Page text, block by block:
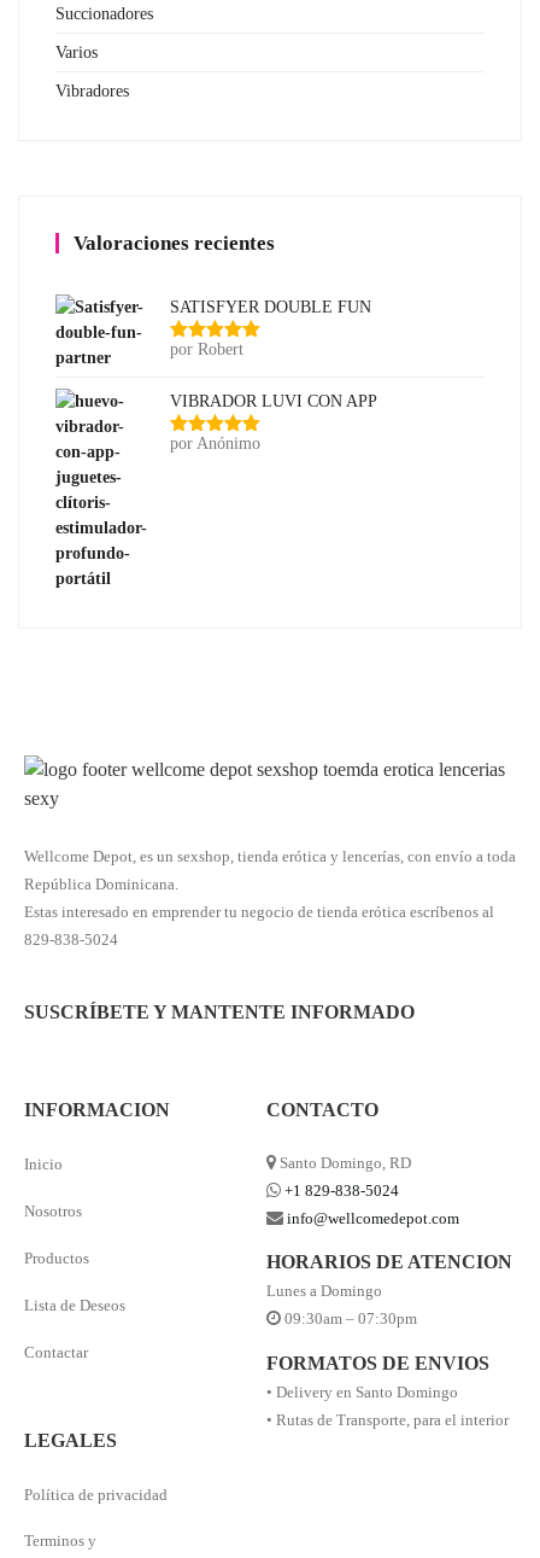
Succionadores
Varios
Vibradores
Valoraciones recientes
SATISFYER DOUBLE FUN
Valorado
por Robert
VIBRADOR LUVI CON APP
Valorado
por Anónimo
Wellcome Depot, es un sexshop, tienda erótica y lencerías, con envío a toda
República Dominicana.
Estas interesado en emprender tu negocio de tienda erótica escríbenos al
829-838-5024
SUSCRÍBETE Y MANTENTE INFORMADO
INFORMACION
Inicio
Nosotros
Productos
Lista de Deseos
Contactar
LEGALES
Política de privacidad
Terminos y
CONTACTO
Santo Domingo, RD
+1 829-838-5024
info@wellcomedepot.com
HORARIOS DE ATENCION
Lunes a Domingo
09:30am – 07:30pm
FORMATOS DE ENVIOS
• Delivery en Santo Domingo
• Rutas de Transporte, para el interior